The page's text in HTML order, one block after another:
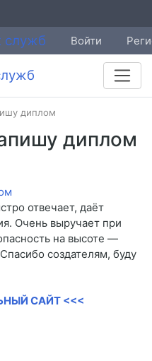
Войти
диплом
диплом
отвечает, даёт
Очень выручает при
на высоте —
создателям, буду
САЙТ <<<